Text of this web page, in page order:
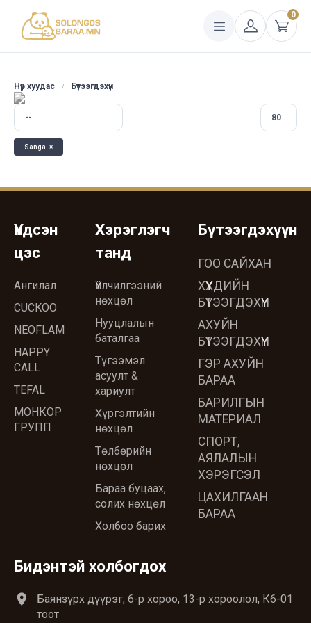
0
Нүүр хуудас Бүтээгдэхүүн
Sanga ×
Үндсэн
цэс
Ангилал
CUCKOO
NEOFLAM
HAPPY
CALL
TEFAL
МОНКОР
ГРУПП
Хэрэглэгч
танд
Үйлчилгээний
нөхцөл
Нууцлалын
баталгаа
Түгээмэл
асуулт &
хариулт
Хүргэлтийн
нөхцөл
Төлбөрийн
нөхцөл
Бараа буцаах,
солих нөхцөл
Холбоо барих
Бүтээгдэхүүн
ГОО САЙХАН
ХҮҮХДИЙН
БҮТЭЭГДЭХҮҮН
АХУЙН
БҮТЭЭГДЭХҮҮН
ГЭР АХУЙН
БАРАА
БАРИЛГЫН
МАТЕРИАЛ
СПОРТ,
АЯЛАЛЫН
ХЭРЭГСЭЛ
ЦАХИЛГААН
БАРАА
Бидэнтэй холбогдох
location_on
Баянзүрх дүүрэг, 6-р хороо, 13-р хороолол, К6-01
тоот